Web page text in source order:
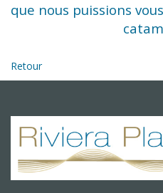
que nous puissions
Retour